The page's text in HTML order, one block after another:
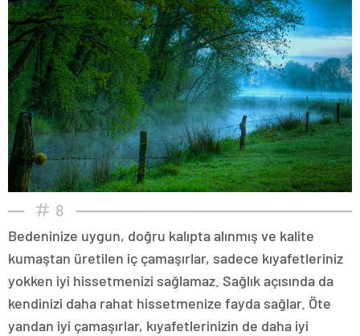
8
Bedeninize uygun, doğru kalıpta alınmış ve kalite
kumaştan üretilen iç çamaşırlar, sadece kıyafetleriniz
yokken iyi hissetmenizi sağlamaz. Sağlık açısında da
kendinizi daha rahat hissetmenize fayda sağlar. Öte
yandan iyi çamaşırlar, kıyafetlerinizin de daha iyi